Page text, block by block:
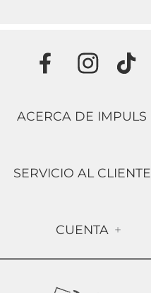
ACERCA DE IMPULS
Contáctanos
Compra Segura
SERVICIO AL CLIENTE
Política de Devolución
CUENTA +